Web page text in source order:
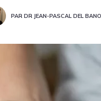
PAR DR JEAN-PASCAL DEL BANO